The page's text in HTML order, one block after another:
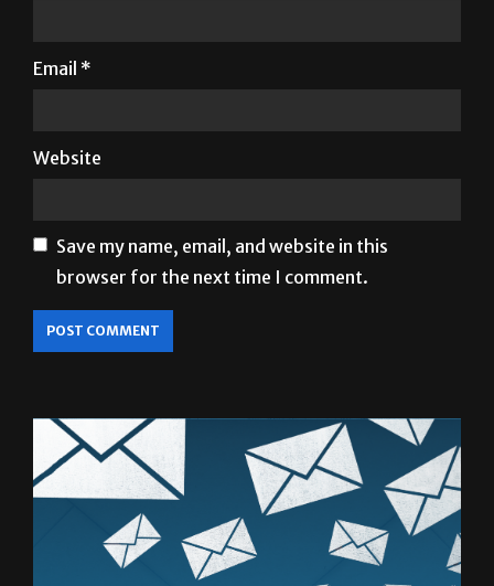
Email *
Website
Save my name, email, and website in this
browser for the next time I comment.